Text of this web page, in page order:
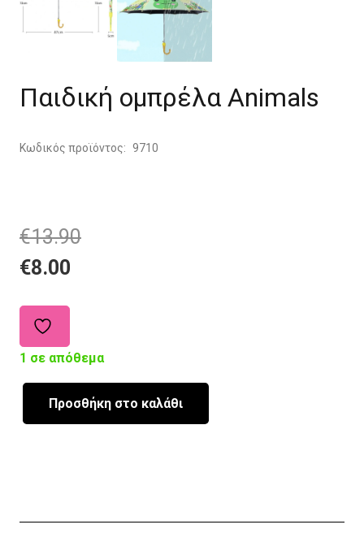
Παιδική ομπρέλα Animals
Κωδικός προϊόντος: 9710
€13.90
Original
price
was:
€13.90.
€8.00
Current
price
is:
€8.00.
1 σε απόθεμα
Παιδική
Προσθήκη στο καλάθι